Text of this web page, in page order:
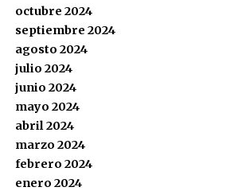
octubre 2024
septiembre 2024
agosto 2024
julio 2024
junio 2024
mayo 2024
abril 2024
marzo 2024
febrero 2024
enero 2024